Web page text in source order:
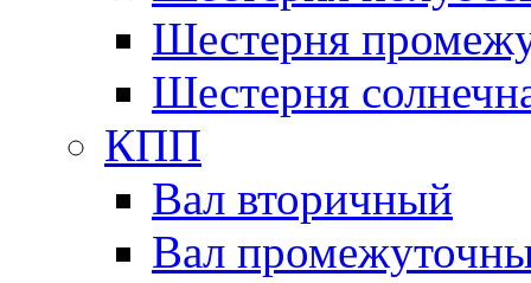
Шестерня
Шестерня
КПП
Вал вторичный
Вал